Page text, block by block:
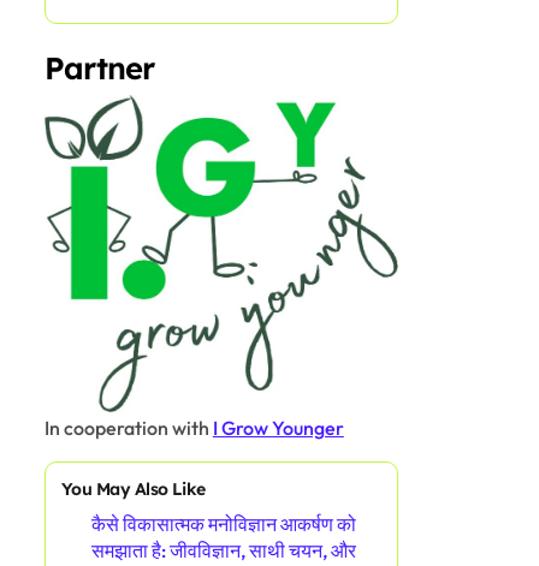
Partner
In cooperation with I Grow Younger
You May Also Like
कैसे विकासात्मक मनोविज्ञान आकर्षण को
समझाता है: जीवविज्ञान, साथी चयन, और